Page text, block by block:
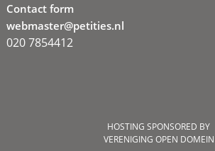
Contact form
webmaster@petities.nl
020 7854412
HOSTING SPONSORED BY
VERENIGING OPEN DOMEIN